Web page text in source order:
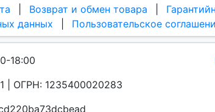
Возврат и обмен товара
данных Пользовательское
18:00
ОГРН: 1235400020283